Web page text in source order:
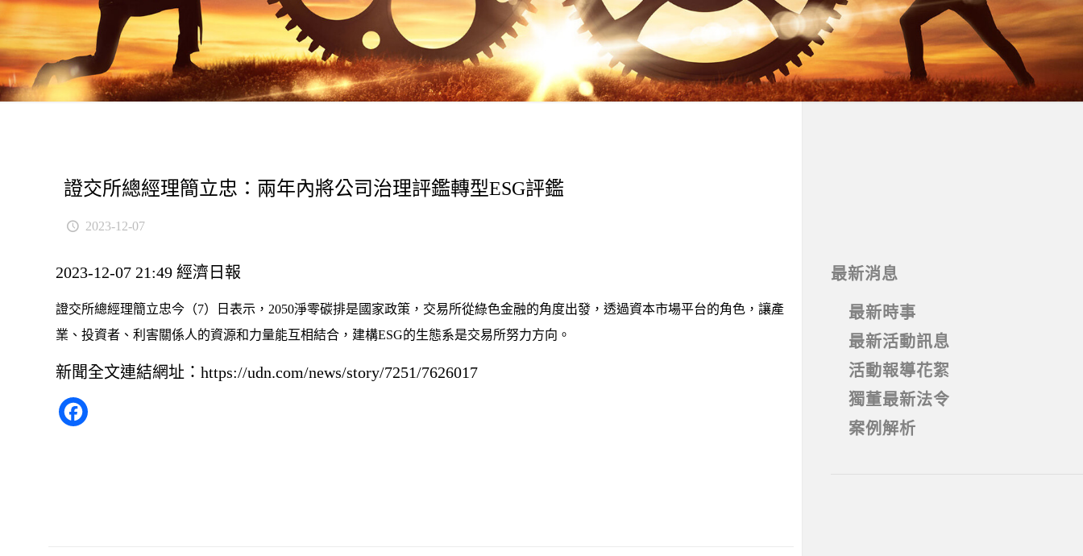
證交所總經理簡立忠：兩年內將公司治理評鑑轉型ESG評鑑
2023-12-07
2023-12-07 21:49 經濟日報
證交所總經理簡立忠今（7）日表示，2050淨零碳排是國家政策，交易所從綠色金融的角度出發，透過資本市場平台的角色，讓產
業、投資者、利害關係人的資源和力量能互相結合，建構ESG的生態系是交易所努力方向。
新聞全文連結網址：https://udn.com/news/story/7251/7626017
最新消息
最新時事
最新活動訊息
活動報導花絮
獨董最新法令
案例解析